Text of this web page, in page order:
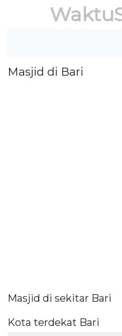
Masjid di Bari
Masjid di sekitar Bari
Kota terdekat Bari